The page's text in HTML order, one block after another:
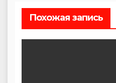
Похожая запись